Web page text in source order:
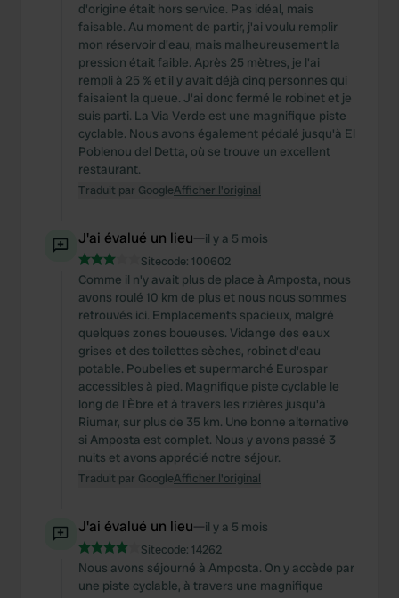
d'origine était hors service. Pas idéal, mais
faisable. Au moment de partir, j'ai voulu remplir
mon réservoir d'eau, mais malheureusement la
pression était faible. Après 25 mètres, je l'ai
rempli à 25 % et il y avait déjà cinq personnes qui
faisaient la queue. J'ai donc fermé le robinet et je
suis parti. La Via Verde est une magnifique piste
cyclable. Nous avons également pédalé jusqu'à El
Poblenou del Detta, où se trouve un excellent
restaurant.
Traduit par GoogleAfficher l'original
J'ai évalué un lieu—il y a 5 mois
Sitecode: 100602
Comme il n'y avait plus de place à Amposta, nous
avons roulé 10 km de plus et nous nous sommes
retrouvés ici. Emplacements spacieux, malgré
quelques zones boueuses. Vidange des eaux
grises et des toilettes sèches, robinet d'eau
potable. Poubelles et supermarché Eurospar
accessibles à pied. Magnifique piste cyclable le
long de l'Èbre et à travers les rizières jusqu'à
Riumar, sur plus de 35 km. Une bonne alternative
si Amposta est complet. Nous y avons passé 3
nuits et avons apprécié notre séjour.
Traduit par GoogleAfficher l'original
J'ai évalué un lieu—il y a 5 mois
Sitecode: 14262
Nous avons séjourné à Amposta. On y accède par
une piste cyclable, à travers une magnifique